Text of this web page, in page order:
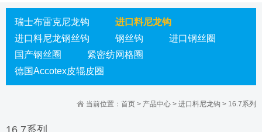
瑞士布雷克尼龙钩
进口料尼龙钩
进口料尼龙钢丝钩
钢丝钩
进口钢丝圈
国产钢丝圈
紧密纺网格圈
德国Accotex皮辊皮圈
当前位置： 首页 > 产品中心 > 进口料尼龙钩 > 16.7系列
16.7系列